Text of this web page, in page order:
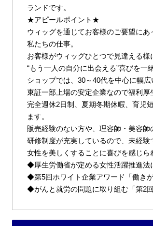
ランドです。
★アピールポイント★
ウィッグを通じてお客様のご要望に
私たちの仕事。
お客様がウィッグひとつで見違える様
“もう一人の自分に出会える”喜びを一
ショップでは、30～40代を中心に幅
東証一部上場の安定企業なので福利厚
完全週休2日制、夏期冬期休暇、育児
ます。
販売経験のない方や、理容師・美容師
研修制度が充実しているので、未経験
女性を美しくすることに喜びを感じら
◆厚生労働省が定める女性活躍推進法
◆第5回ホワイト企業アワード「働き
◆がんと就労の問題に取り組む「第2